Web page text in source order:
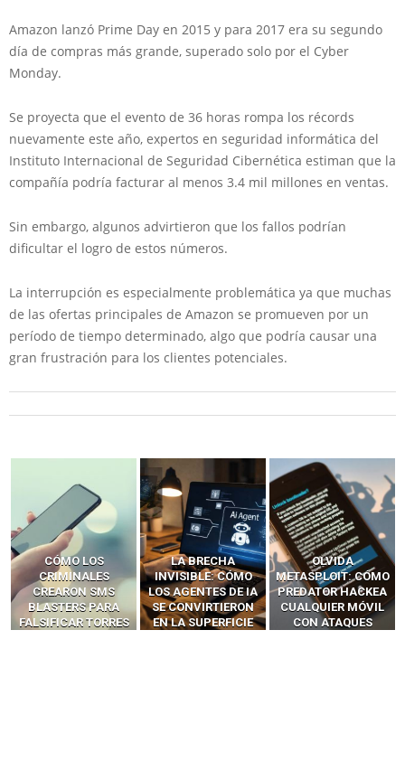
Amazon lanzó Prime Day en 2015 y para 2017 era su segundo
día de compras más grande, superado solo por el Cyber
Monday.
Se proyecta que el evento de 36 horas rompa los récords
nuevamente este año, expertos en seguridad informática del
Instituto Internacional de Seguridad Cibernética estiman que la
compañía podría facturar al menos 3.4 mil millones en ventas.
Sin embargo, algunos advirtieron que los fallos podrían
dificultar el logro de estos números.
La interrupción es especialmente problemática ya que muchas
de las ofertas principales de Amazon se promueven por un
período de tiempo determinado, algo que podría causar una
gran frustración para los clientes potenciales.
LA BRECHA
INVISIBLE: CÓMO
LOS AGENTES DE IA
SE CONVIRTIERON
EN LA SUPERFICIE
OLVIDA
METASPLOIT: CÓMO
PREDATOR HACKEA
CUALQUIER MÓVIL
CON ATAQUES
CÓMO LOS HACKERS
INTERCEPTAN OTPS
Y LLAMADAS
MÓVILES SIN
‘HACKEAR’ — EL